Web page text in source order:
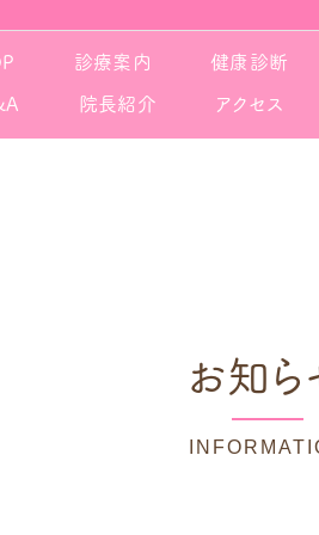
診療案内 健康診断
院長紹介 アクセス
お知